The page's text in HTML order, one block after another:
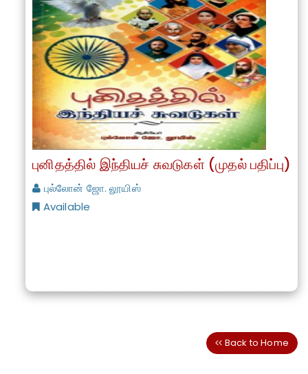
புனிதத்தில் இந்தியச் சுவடுகள் (முதல் பதிப்பு)
புல்லோன் ஜோ. லூயிஸ்
Available
Back to Home